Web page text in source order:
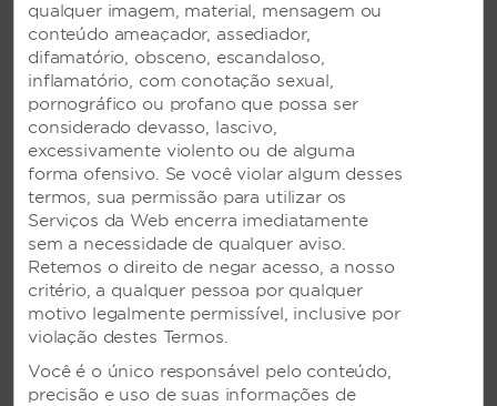
Mesas
Murais
Quadros de avisos
COMODIDADES
Comodidades do hotel
qualquer imagem, material, mensagem ou
conteúdo ameaçador, assediador,
difamatório, obsceno, escandaloso,
inflamatório, com conotação sexual,
pornográfico ou profano que possa ser
considerado devasso, lascivo,
excessivamente violento ou de alguma
forma ofensivo. Se você violar algum desses
termos, sua permissão para utilizar os
Serviços da Web encerra imediatamente
sem a necessidade de qualquer aviso.
Retemos o direito de negar acesso, a nosso
critério, a qualquer pessoa por qualquer
motivo legalmente permissível, inclusive por
violação destes Termos.
Você é o único responsável pelo conteúdo,
precisão e uso de suas informações de